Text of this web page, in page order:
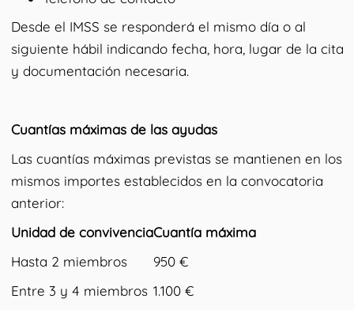
Desde el IMSS se responderá el mismo día o al
siguiente hábil indicando fecha, hora, lugar de la cita
y documentación necesaria.
Cuantías máximas de las ayudas
Las cuantías máximas previstas se mantienen en los
mismos importes establecidos en la convocatoria
anterior:
Unidad de convivenciaCuantía máxima
Hasta 2 miembros
950 €
Entre 3 y 4 miembros 1.100 €